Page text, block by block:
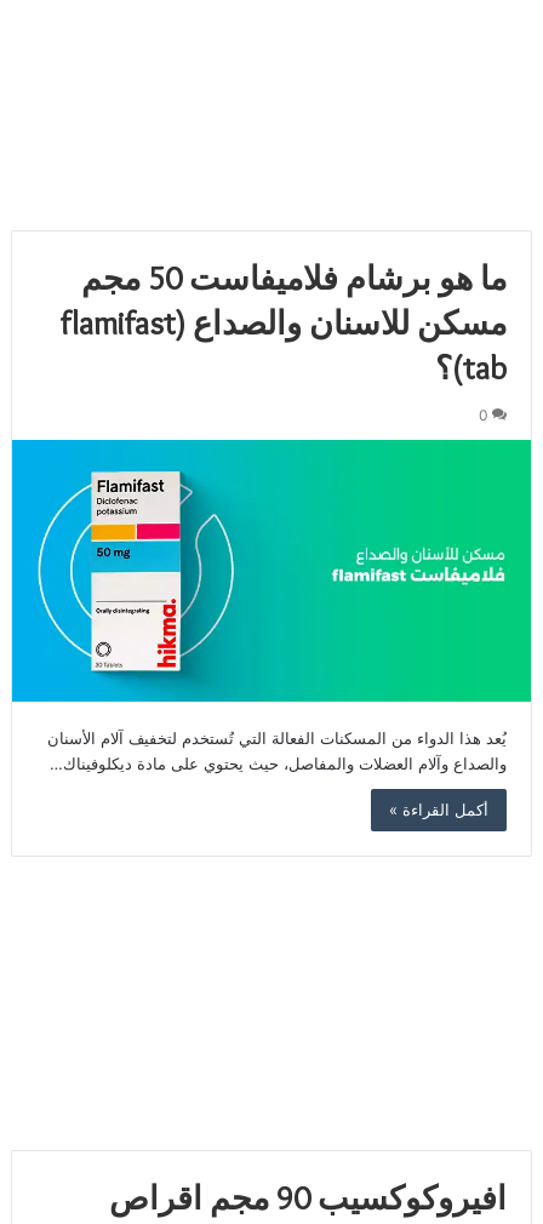
ما هو برشام فلاميفاست 50 مجم
مسكن للاسنان والصداع (flamifast
tab)؟
0
يُعد هذا الدواء من المسكنات الفعالة التي تُستخدم لتخفيف آلام الأسنان
والصداع وآلام العضلات والمفاصل، حيث يحتوي على مادة ديكلوفيناك…
أكمل القراءة »
افيروكوكسيب 90 مجم اقراص